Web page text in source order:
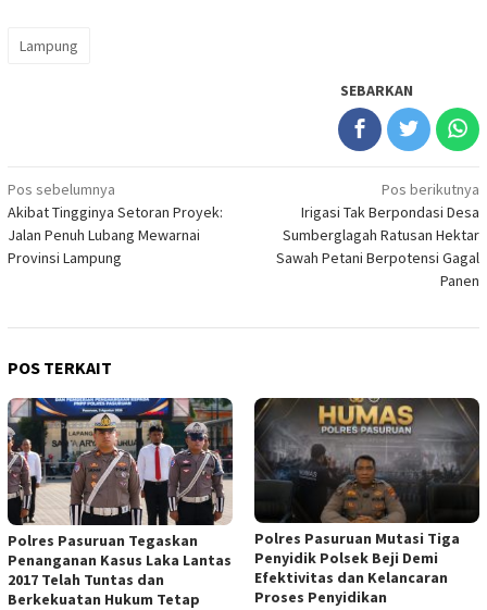
Lampung
SEBARKAN
Navigasi
pos
Pos sebelumnya
Akibat Tingginya Setoran Proyek:
Jalan Penuh Lubang Mewarnai
Provinsi Lampung
Pos berikutnya
Irigasi Tak Berpondasi Desa
Sumberglagah Ratusan Hektar
Sawah Petani Berpotensi Gagal
Panen
POS TERKAIT
Polres Pasuruan Tegaskan
Penanganan Kasus Laka Lantas
2017 Telah Tuntas dan
Berkekuatan Hukum Tetap
Polres Pasuruan Mutasi Tiga
Penyidik Polsek Beji Demi
Efektivitas dan Kelancaran
Proses Penyidikan